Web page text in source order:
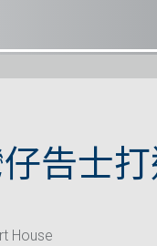
告士打
House